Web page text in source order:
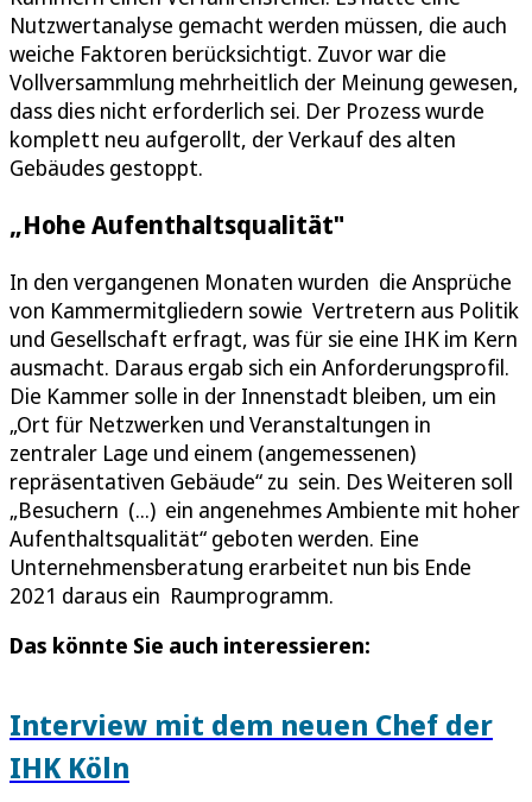
Nutzwertanalyse gemacht werden müssen, die auch
weiche Faktoren berücksichtigt. Zuvor war die
Vollversammlung mehrheitlich der Meinung gewesen,
dass dies nicht erforderlich sei. Der Prozess wurde
komplett neu aufgerollt, der Verkauf des alten
Gebäudes gestoppt.
„Hohe Aufenthaltsqualität"
In den vergangenen Monaten wurden die Ansprüche
von Kammermitgliedern sowie Vertretern aus Politik
und Gesellschaft erfragt, was für sie eine IHK im Kern
ausmacht. Daraus ergab sich ein Anforderungsprofil.
Die Kammer solle in der Innenstadt bleiben, um ein
„Ort für Netzwerken und Veranstaltungen in
zentraler Lage und einem (angemessenen)
repräsentativen Gebäude“ zu sein. Des Weiteren soll
„Besuchern (...) ein angenehmes Ambiente mit hoher
Aufenthaltsqualität“ geboten werden. Eine
Unternehmensberatung erarbeitet nun bis Ende
2021 daraus ein Raumprogramm.
Das könnte Sie auch interessieren:
Interview mit dem neuen Chef der
IHK Köln